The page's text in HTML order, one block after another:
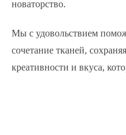
новаторство.
Мы с удовольствием
сочетание тканей,
креативности и вкуса,